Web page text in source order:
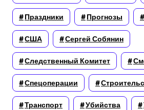
Праздники Прогнозы
США Сергей Собянин
Следственный Комитет
Спецоперации
Транспорт Убийства